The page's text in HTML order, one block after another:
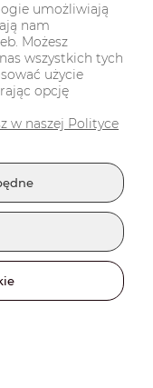
umożliwiają
nam
Możesz
wszystkich tych
użycie
opcję
w naszej Polityce